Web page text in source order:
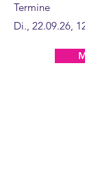
Termine
Di., 22.09.26,